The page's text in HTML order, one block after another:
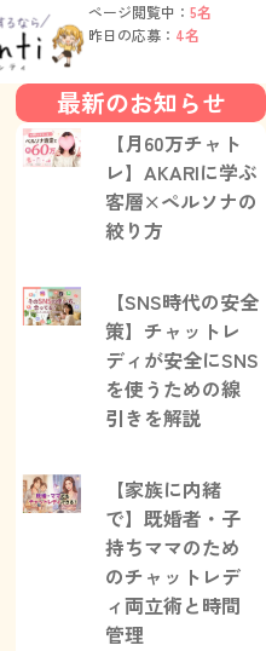
ページ閲覧中： 5名
昨日の応募： 4名
最新のお知らせ
【月60万チャト
レ】AKARIに学ぶ
客層×ペルソナの
絞り方
【SNS時代の安全
策】チャットレ
ディが安全にSNS
を使うための線
引きを解説
【家族に内緒
で】既婚者・子
持ちママのため
のチャットレデ
ィ両立術と時間
管理